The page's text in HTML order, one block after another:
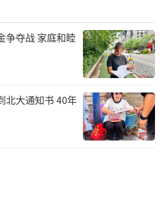
争夺战 家庭和睦
北大通知书 40年